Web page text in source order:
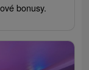
bonusy.